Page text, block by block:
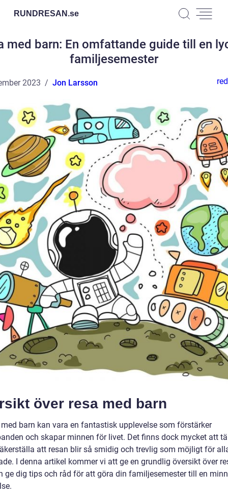
RUNDRESAN.se
med barn: En omfattande guide till en
familjesemester
2023 Jon Larsson
över resa med barn
barn kan vara en fantastisk upplevelse som förstärker
och skapar minnen för livet. Det finns dock mycket att
att resan blir så smidig och trevlig som möjligt för
I denna artikel kommer vi att ge en grundlig översikt över
ge dig tips och råd för att göra din familjesemester till en